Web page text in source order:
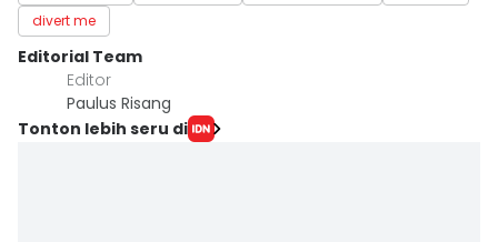
divert me
Editorial Team
Editor
Paulus Risang
Tonton lebih seru di